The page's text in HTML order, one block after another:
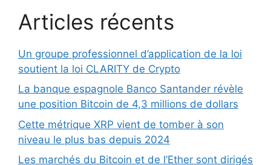
Articles récents
Un groupe professionnel d’application de la loi
soutient la loi CLARITY de Crypto
La banque espagnole Banco Santander révèle
une position Bitcoin de 4,3 millions de dollars
Cette métrique XRP vient de tomber à son
niveau le plus bas depuis 2024
Les marchés du Bitcoin et de l’Ether sont dirigés